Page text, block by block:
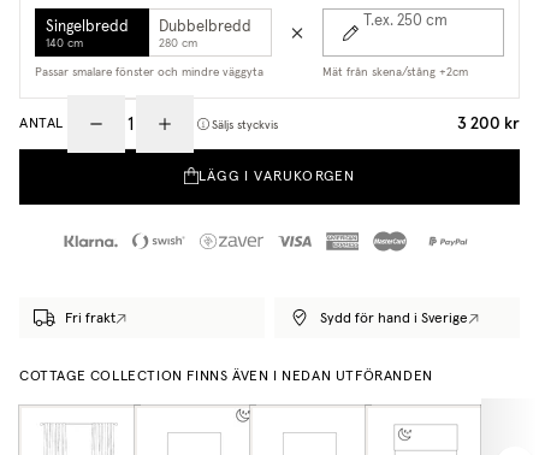
Singelbredd
140 cm
Dubbelbredd
280 cm
Passar smalare fönster och mindre väggyta
T.ex. 250 cm
Mät från skena/stång +2cm
ANTAL Säljs styckvis 3 200 kr
LÄGG I VARUKORGEN
Fri frakt Sydd för hand i Sverige
COTTAGE COLLECTION FINNS ÄVEN I NEDAN UTFÖRANDEN